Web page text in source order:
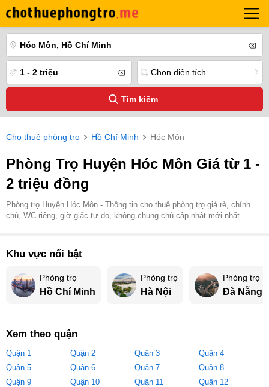
Hóc Môn, Hồ Chí Minh
1 - 2 triệu Chọn diện tích
Tìm kiếm
Cho thuê phòng trọ Hồ Chí Minh Hóc Môn
Phòng Trọ Huyện Hóc Môn Giá từ 1 -
2 triệu đồng
Phòng trọ Huyện Hóc Môn - Thông tin cho thuê phòng trọ giá rẻ, chính
chủ, WC riêng, giờ giấc tự do, không chung chủ cập nhật mới nhất
Khu vực nổi bật
Phòng trọ
Hồ Chí Minh
Phòng trọ
Hà Nội
Phòng trọ
Đà Nẵng
Xem theo quận
Quận 1 Quận 2 Quận 3
Quận 4
Quận 5
Quận 6 Quận 7
Quận 8
Quận 9
Quận 10 Quận 11
Quận 12